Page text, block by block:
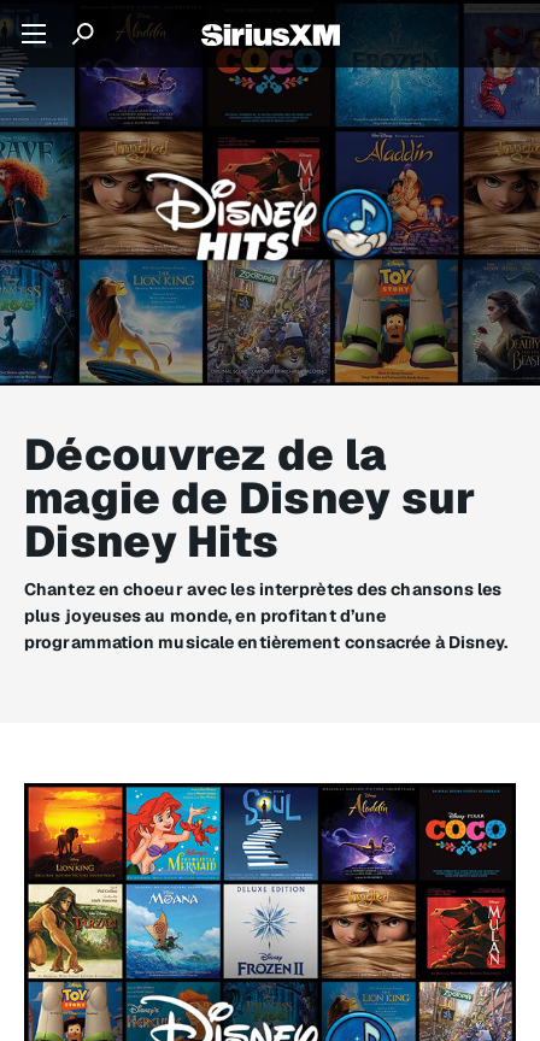
Découvrez de la
magie de Disney sur
Disney Hits
Chantez en choeur avec les interprètes des chansons les
plus joyeuses au monde, en profitant d’une
programmation musicale entièrement consacrée à Disney.